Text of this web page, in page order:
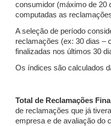
consumidor (máximo de 20
computadas as
A seleção de período
reclamações (ex: 30 dias –
finalizadas nos últimos 30
Os índices são calculados
Total de Reclamações
de reclamações que já
empresa e de avaliação do